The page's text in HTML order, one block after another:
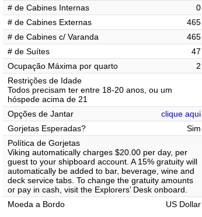
# de Cabines Internas
0
# de Cabines Externas
465
# de Cabines c/ Varanda
465
# de Suítes
47
Ocupação Máxima por quarto
2
Restrições de Idade
Todos precisam ter entre 18-20 anos, ou um
hóspede acima de 21
Opções de Jantar
clique aqui
Gorjetas Esperadas?
Sim
Política de Gorjetas
Viking automatically charges $20.00 per day, per
guest to your shipboard account. A 15% gratuity will
automatically be added to bar, beverage, wine and
deck service tabs. To change the gratuity amounts
or pay in cash, visit the Explorers’ Desk onboard.
Moeda a Bordo
US Dollar